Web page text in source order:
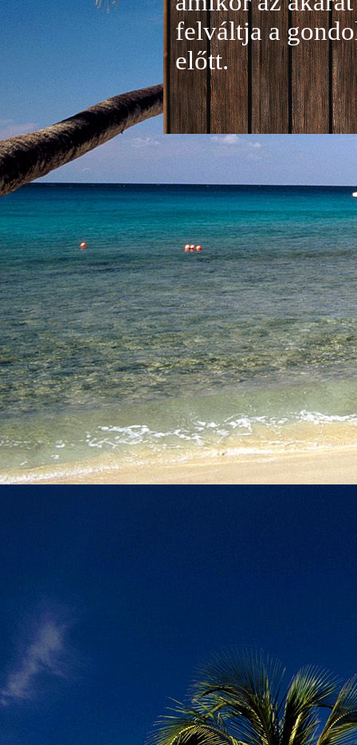
felváltja a
előtt.
Jelentkezés a
A
folyamatosan
benyújtása a je
történik mind
személyesen.
személyesen a
címen tudjátok
Kérelmeteket
Elérhetőségek
Dr. Göllner